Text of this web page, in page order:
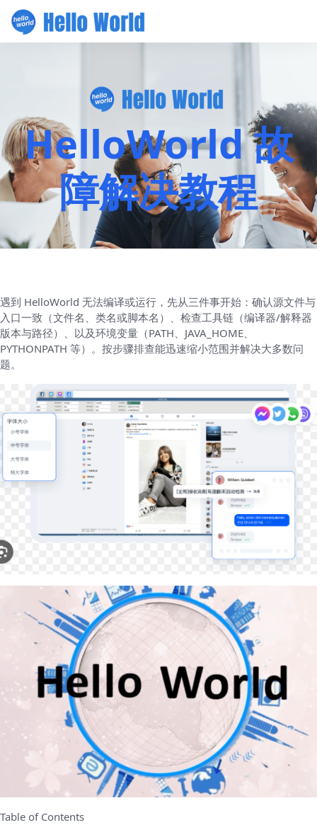
HelloWorld 故
障解决教程
遇到 HelloWorld 无法编译或运行，先从三件事开始：确认源文件与
入口一致（文件名、类名或脚本名）、检查工具链（编译器/解释器
版本与路径）、以及环境变量（PATH、JAVA_HOME、
PYTHONPATH 等）。按步骤排查能迅速缩小范围并解决大多数问
题。
Table of Contents